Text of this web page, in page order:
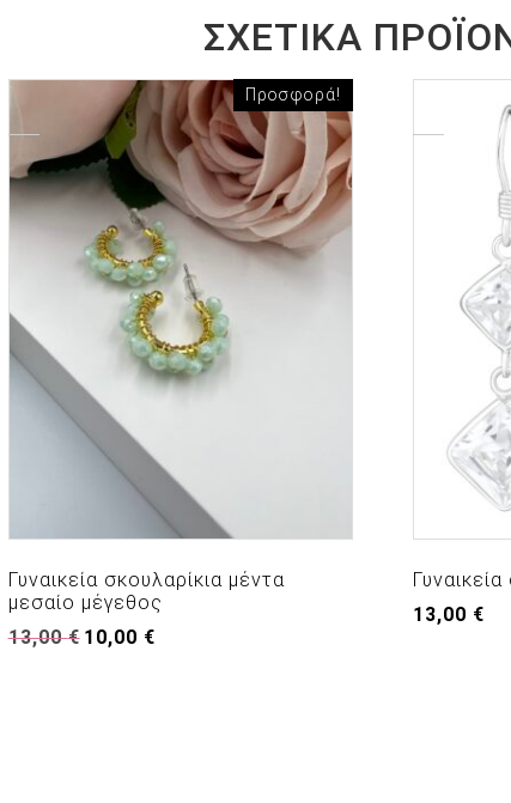
ΣΧΕΤΙΚΆ
Προσφορά!
Γυναικεία σκουλαρίκια μέντα
μεσαίο μέγεθος
13,00€ Original
10,00 €Η
13,00 €